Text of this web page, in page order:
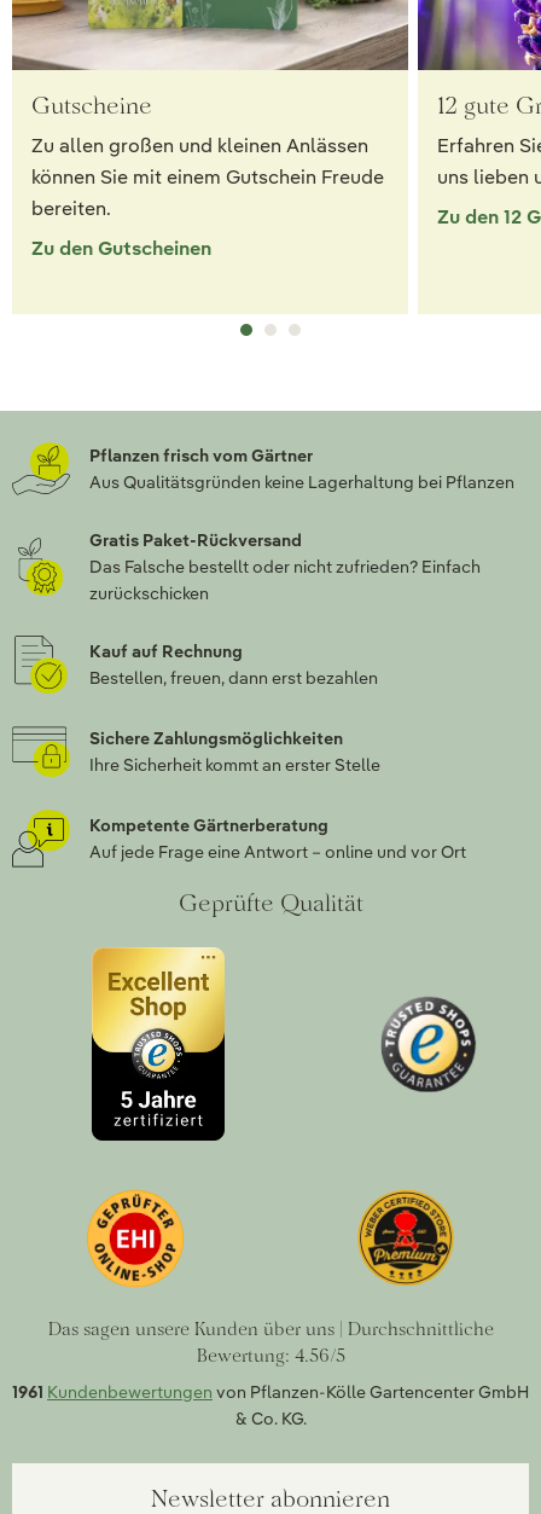
Gutscheine
Zu allen großen und kleinen Anlässen
können Sie mit einem Gutschein Freude
bereiten.
Zu den Gutscheinen
12 gute
Erfahren
uns lieben
Zu den 12
Pflanzen frisch vom Gärtner
Aus Qualitätsgründen keine Lagerhaltung bei Pflanzen
Gratis Paket-Rückversand
Das Falsche bestellt oder nicht zufrieden? Einfach
zurückschicken
Kauf auf Rechnung
Bestellen, freuen, dann erst bezahlen
Sichere Zahlungsmöglichkeiten
Ihre Sicherheit kommt an erster Stelle
Kompetente Gärtnerberatung
Auf jede Frage eine Antwort – online und vor Ort
Geprüfte Qualität
Das sagen unsere Kunden über uns | Durchschnittliche
Bewertung: 4.56/5
1961 Kundenbewertungen von Pflanzen-Kölle Gartencenter GmbH
& Co. KG.
Newsletter abonnieren